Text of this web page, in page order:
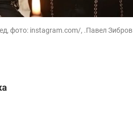
фото: instagram.com/, .Павел Зибров